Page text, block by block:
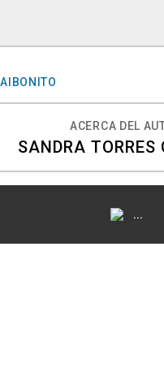
ACERCA DEL
SANDRA TORRES
...